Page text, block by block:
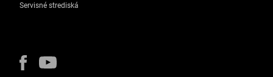
Servisné strediská